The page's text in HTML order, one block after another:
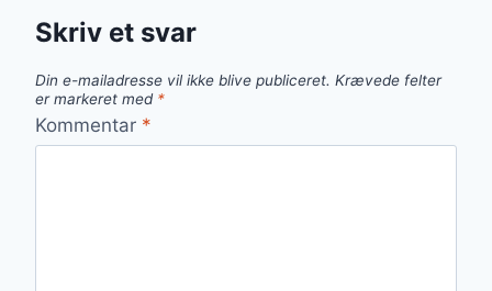
Skriv et svar
Din e-mailadresse vil ikke blive publiceret. Krævede felter
er markeret med *
Kommentar *